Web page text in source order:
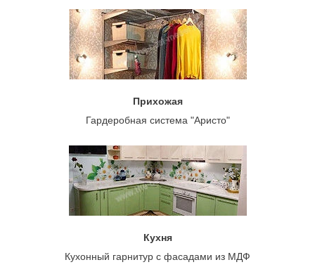
Прихожая
Гардеробная система "Аристо"
Кухня
Кухонный гарнитур с фасадами из МДФ